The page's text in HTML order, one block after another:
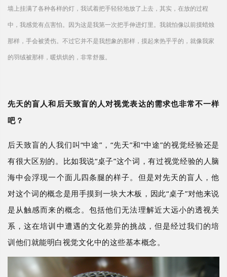
墙上挂满了各种各样的灯，我试着把手轻轻地放了上去，其实，在放的过程
中，我感觉有点害怕。因为这是我第一次把手伸进灯里。我就怕像以前摸蜡烛
那样，手会被烫伤。不过它并不是我想象的那样，摸起来热乎乎的，就像我家
的羽绒被那样，暖烘烘的，非常舒服。
先天的盲人和后天致盲的人对视觉表达的需求也非常不一样
吧？
后天致盲的人我们叫“中途”，“先天”和“中途”的视觉经验还是
有很大区别的。比如我说“桌子”这个词，有过视觉经验的人脑
海中会浮现一个面儿四条腿的样子。但是对先天的盲人，他
对这个词的概念是用手摸到一块大木板，因此“桌子”对他来说
是从触感而来的概念。包括他们无法理解近大远小的透视关
系，这在培训中遭遇的文化差异的挑战，但是经过我们的培
训他们就能明白视觉文化中的这些基本概念。